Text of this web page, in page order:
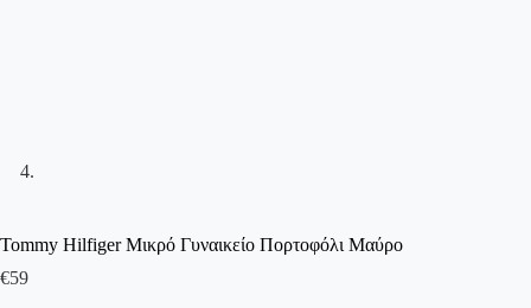
Tommy Hilfiger Μικρό Γυναικείο Πορτοφόλι Μαύρο
€59